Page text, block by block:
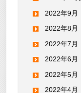
2022年9月
2022年8月
2022年7月
2022年6月
2022年5月
2022年4月